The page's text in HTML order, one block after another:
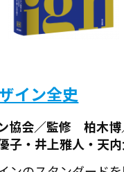
イン全史
協会／監修 柏木博
・井上雅人・天内